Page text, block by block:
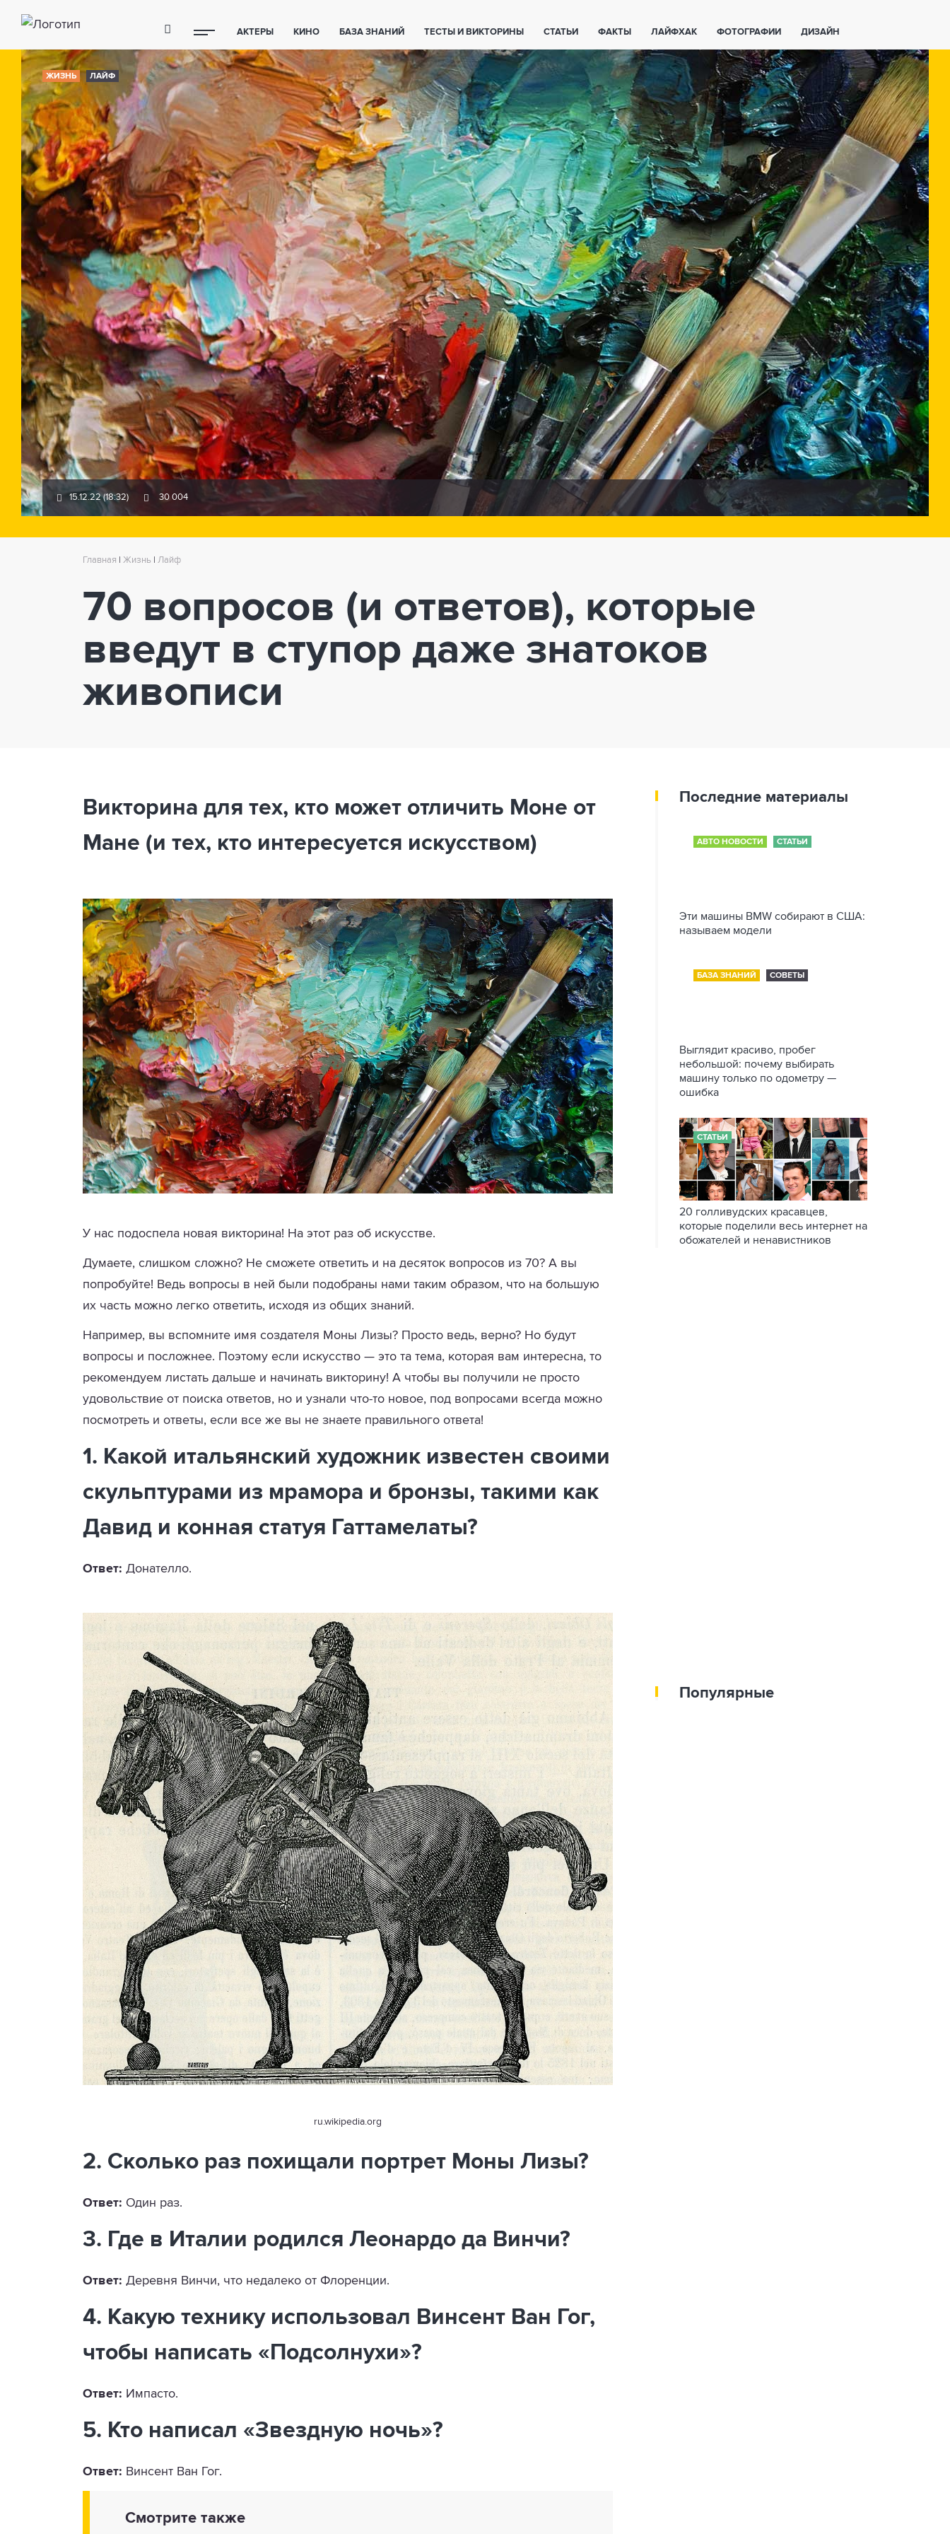
АКТЕРЫ КИНО БАЗА ЗНАНИЙ ТЕСТЫ И ВИКТОРИНЫ СТАТЬИ ФАКТЫ ЛАЙФХАК ФОТОГРАФИИ ДИЗАЙН
ПОЛЕЗНЫЕ СОВЕТЫ ЖИВОТНЫЕ ПОЛЕЗНО ЗНАТЬ ЗАКОНОДАТЕЛЬСТВО ВАЖНО ЗНАТЬ СПОРТ СМАРТФОНЫ ПОЛЕЗНОЕ
ФИТНЕС ТЕХНОЛОГИИ
ЖИЗНЬ ЛАЙФ
15.12.22 (18:32) 30 004
Главная Жизнь Лайф
70 вопросов (и ответов), которые
введут в ступор даже знатоков
живописи
Викторина для тех, кто может отличить Моне от
Мане (и тех, кто интересуется искусством)
У нас подоспела новая викторина! На этот раз об искусстве.
Думаете, слишком сложно? Не сможете ответить и на десяток вопросов из 70? А вы
попробуйте! Ведь вопросы в ней были подобраны нами таким образом, что на большую
их часть можно легко ответить, исходя из общих знаний.
Например, вы вспомните имя создателя Моны Лизы? Просто ведь, верно? Но будут
вопросы и посложнее. Поэтому если искусство — это та тема, которая вам интересна, то
рекомендуем листать дальше и начинать викторину! А чтобы вы получили не просто
удовольствие от поиска ответов, но и узнали что-то новое, под вопросами всегда можно
посмотреть и ответы, если все же вы не знаете правильного ответа!
1. Какой итальянский художник известен своими
скульптурами из мрамора и бронзы, такими как
Давид и конная статуя Гаттамелаты?
Ответ: Донателло.
ru.wikipedia.org
2. Сколько раз похищали портрет Моны Лизы?
Ответ: Один раз.
3. Где в Италии родился Леонардо да Винчи?
Ответ: Деревня Винчи, что недалеко от Флоренции.
4. Какую технику использовал Винсент Ван Гог,
чтобы написать «Подсолнухи»?
Ответ: Импасто.
5. Кто написал «Звездную ночь»?
Ответ: Винсент Ван Гог.
Смотрите также
Последние материалы
АВТО НОВОСТИ СТАТЬИ
Эти машины BMW собирают в США:
называем модели
БАЗА ЗНАНИЙ СОВЕТЫ
Выглядит красиво, пробег
небольшой: почему выбирать
машину только по одометру —
ошибка
СТАТЬИ
20 голливудских красавцев,
которые поделили весь интернет на
обожателей и ненавистников
Популярные